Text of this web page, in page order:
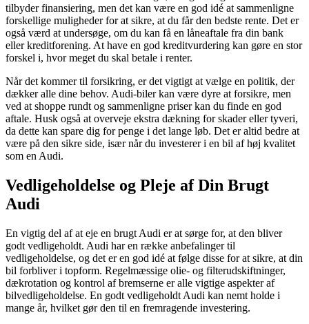
tilbyder finansiering, men det kan være en god idé at sammenligne
forskellige muligheder for at sikre, at du får den bedste rente. Det er
også værd at undersøge, om du kan få en låneaftale fra din bank
eller kreditforening. At have en god kreditvurdering kan gøre en stor
forskel i, hvor meget du skal betale i renter.
Når det kommer til forsikring, er det vigtigt at vælge en politik, der
dækker alle dine behov. Audi-biler kan være dyre at forsikre, men
ved at shoppe rundt og sammenligne priser kan du finde en god
aftale. Husk også at overveje ekstra dækning for skader eller tyveri,
da dette kan spare dig for penge i det lange løb. Det er altid bedre at
være på den sikre side, især når du investerer i en bil af høj kvalitet
som en Audi.
Vedligeholdelse og Pleje af Din Brugt
Audi
En vigtig del af at eje en brugt Audi er at sørge for, at den bliver
godt vedligeholdt. Audi har en række anbefalinger til
vedligeholdelse, og det er en god idé at følge disse for at sikre, at din
bil forbliver i topform. Regelmæssige olie- og filterudskiftninger,
dækrotation og kontrol af bremserne er alle vigtige aspekter af
bilvedligeholdelse. En godt vedligeholdt Audi kan nemt holde i
mange år, hvilket gør den til en fremragende investering.